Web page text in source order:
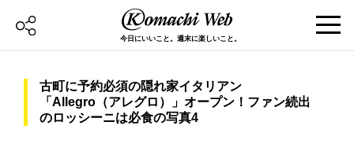
今日にいいこと。週末に楽しいこと。
古町に予約必須の隠れ家イタリアン
「Allegro（アレグロ）」オープン！ファン続出
のロッシーニは必食の写真4